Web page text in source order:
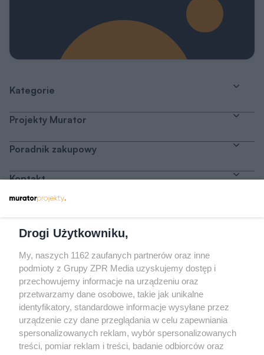
Kategorie
Projekty Murator
Poradnik zakupowy
Kontakt
Odwiedź grupę na Facebooku
Gdybym budował drugi raz - mądry Polak
przed budową
Forum Muratora
Drogi Użytkowniku,
My, naszych 1162 zaufanych partnerów oraz inne
podmioty z Grupy ZPR Media uzyskujemy dostęp i
przechowujemy informacje na urządzeniu oraz
przetwarzamy dane osobowe, takie jak unikalne
identyfikatory, standardowe informacje wysyłane przez
urządzenie czy dane przeglądania w celu zapewniania
spersonalizowanych reklam, wybór spersonalizowanych
treści, pomiar reklam i treści, badanie odbiorców oraz